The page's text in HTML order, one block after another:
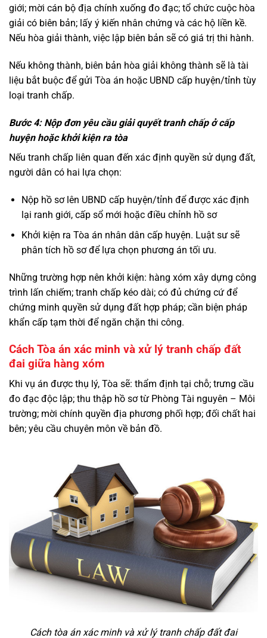
giới; mời cán bộ địa chính xuống đo đạc; tổ chức cuộc hòa
giải có biên bản; lấy ý kiến nhân chứng và các hộ liền kề.
Nếu hòa giải thành, việc lập biên bản sẽ có giá trị thi hành.
Nếu không thành, biên bản hòa giải không thành sẽ là tài
liệu bắt buộc để gửi Tòa án hoặc UBND cấp huyện/tỉnh tùy
loại tranh chấp.
Bước 4: Nộp đơn yêu cầu giải quyết tranh chấp ở cấp
huyện hoặc khởi kiện ra tòa
Nếu tranh chấp liên quan đến xác định quyền sử dụng đất,
người dân có hai lựa chọn:
Nộp hồ sơ lên UBND cấp huyện/tỉnh để được xác định
lại ranh giới, cấp sổ mới hoặc điều chỉnh hồ sơ
Khởi kiện ra Tòa án nhân dân cấp huyện. Luật sư sẽ
phân tích hồ sơ để lựa chọn phương án tối ưu.
Những trường hợp nên khởi kiện: hàng xóm xây dựng công
trình lấn chiếm; tranh chấp kéo dài; có đủ chứng cứ để
chứng minh quyền sử dụng đất hợp pháp; cần biện pháp
khẩn cấp tạm thời để ngăn chặn thi công.
Cách Tòa án xác minh và xử lý tranh chấp đất
đai giữa hàng xóm
Khi vụ án được thụ lý, Tòa sẽ: thẩm định tại chỗ; trưng cầu
đo đạc độc lập; thu thập hồ sơ từ Phòng Tài nguyên – Môi
trường; mời chính quyền địa phương phối hợp; đối chất hai
bên; yêu cầu chuyên môn về bản đồ.
Cách tòa án xác minh và xử lý tranh chấp đất đai